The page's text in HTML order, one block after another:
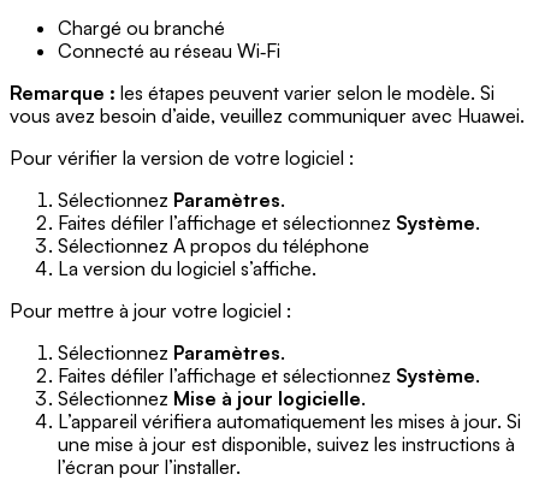
Chargé ou branché
Connecté au réseau Wi‑Fi
Remarque : les étapes peuvent varier selon le modèle. Si
vous avez besoin d’aide, veuillez communiquer avec Huawei.
Pour vérifier la version de votre logiciel :
Sélectionnez Paramètres.
Faites défiler l’affichage et sélectionnez Système.
Sélectionnez A propos du téléphone
La version du logiciel s’affiche.
Pour mettre à jour votre logiciel :
Sélectionnez Paramètres.
Faites défiler l’affichage et sélectionnez Système.
Sélectionnez Mise à jour logicielle.
L’appareil vérifiera automatiquement les mises à jour. Si
une mise à jour est disponible, suivez les instructions à
l’écran pour l’installer.